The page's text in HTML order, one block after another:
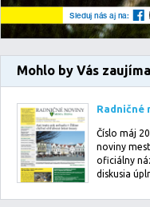
Mohlo by Vás
Číslo máj
noviny
oficiálny
diskusia